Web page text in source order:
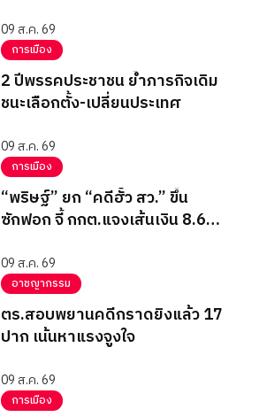
09 ส.ค. 69
การเมือง
2 ปีพรรคประชาชน ย้ำภารกิจเดิม
ชนะเลือกตั้ง-เปลี่ยนประเทศ
09 ส.ค. 69
การเมือง
“พริษฐ์” ยก “คดีฮั้ว สว.” ขึ้น
ซักฟอก จี้ กกต.แจงเส้นเงิน 8.6
09 ส.ค. 69
อาชญากรรม
ตร.สอบพยานคดีกราดยิงแล้ว 17
ปาก เน้นหาแรงจูงใจ
09 ส.ค. 69
การเมือง